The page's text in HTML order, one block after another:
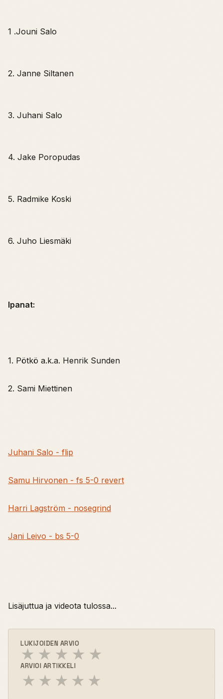
1 .Jouni Salo
2. Janne Siltanen
3. Juhani Salo
4. Jake Poropudas
5. Radmike Koski
6. Juho Liesmäki
Ipanat:
1. Pötkö a.k.a. Henrik Sunden
2. Sami Miettinen
Juhani Salo - flip
Samu Hirvonen - fs 5-0 revert
Harri Lagström - nosegrind
Jani Leivo - bs 5-0
Lisäjuttua ja videota tulossa...
LUKIJOIDEN ARVIO
★ ★ ★ ★ ★
ARVIOI ARTIKKELI
★ ★ ★ ★ ★